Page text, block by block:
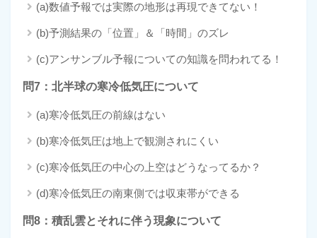
(a)数値予報では実際の地形は再現できてない！
(b)予測結果の「位置」＆「時間」のズレ
(c)アンサンブル予報についての知識を問われてる！
問7：北半球の寒冷低気圧について
(a)寒冷低気圧の前線はない
(b)寒冷低気圧は地上で観測されにくい
(c)寒冷低気圧の中心の上空はどうなってるか？
(d)寒冷低気圧の南東側では収束帯ができる
問8：積乱雲とそれに伴う現象について